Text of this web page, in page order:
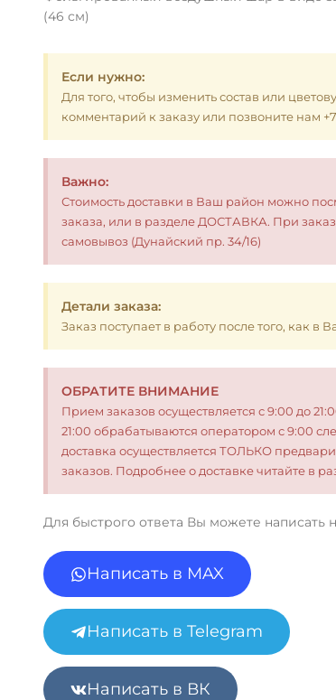
(46 см)
Если нужно:
Для того, чтобы изменить состав или
комментарий к заказу или позвоните нам +7
Важно:
Стоимость доставки в Ваш район можно
заказа, или в разделе ДОСТАВКА. При
самовывоз (Дунайский пр. 34/16)
Детали заказа:
Заказ поступает в работу после того, как
ОБРАТИТЕ ВНИМАНИЕ
Прием заказов осуществляется с 9:00 до
21:00 обрабатываются оператором с 9:00
доставка осуществляется ТОЛЬКО
заказов. Подробнее о доставке читайте в
Для быстрого ответа Вы можете написать
Написать в MAX
Написать в Telegram
Написать в ВК